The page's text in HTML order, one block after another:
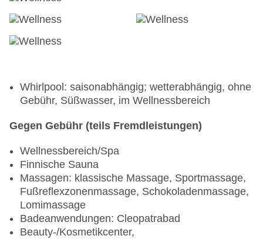
Whirlpool: saisonabhängig; wetterabhängig, ohne
Gebühr, Süßwasser, im Wellnessbereich
Gegen Gebühr (teils Fremdleistungen)
Wellnessbereich/Spa
Finnische Sauna
Massagen: klassische Massage, Sportmassage,
Fußreflexzonenmassage, Schokoladenmassage,
Lomimassage
Badeanwendungen: Cleopatrabad
Beauty-/Kosmetikcenter,